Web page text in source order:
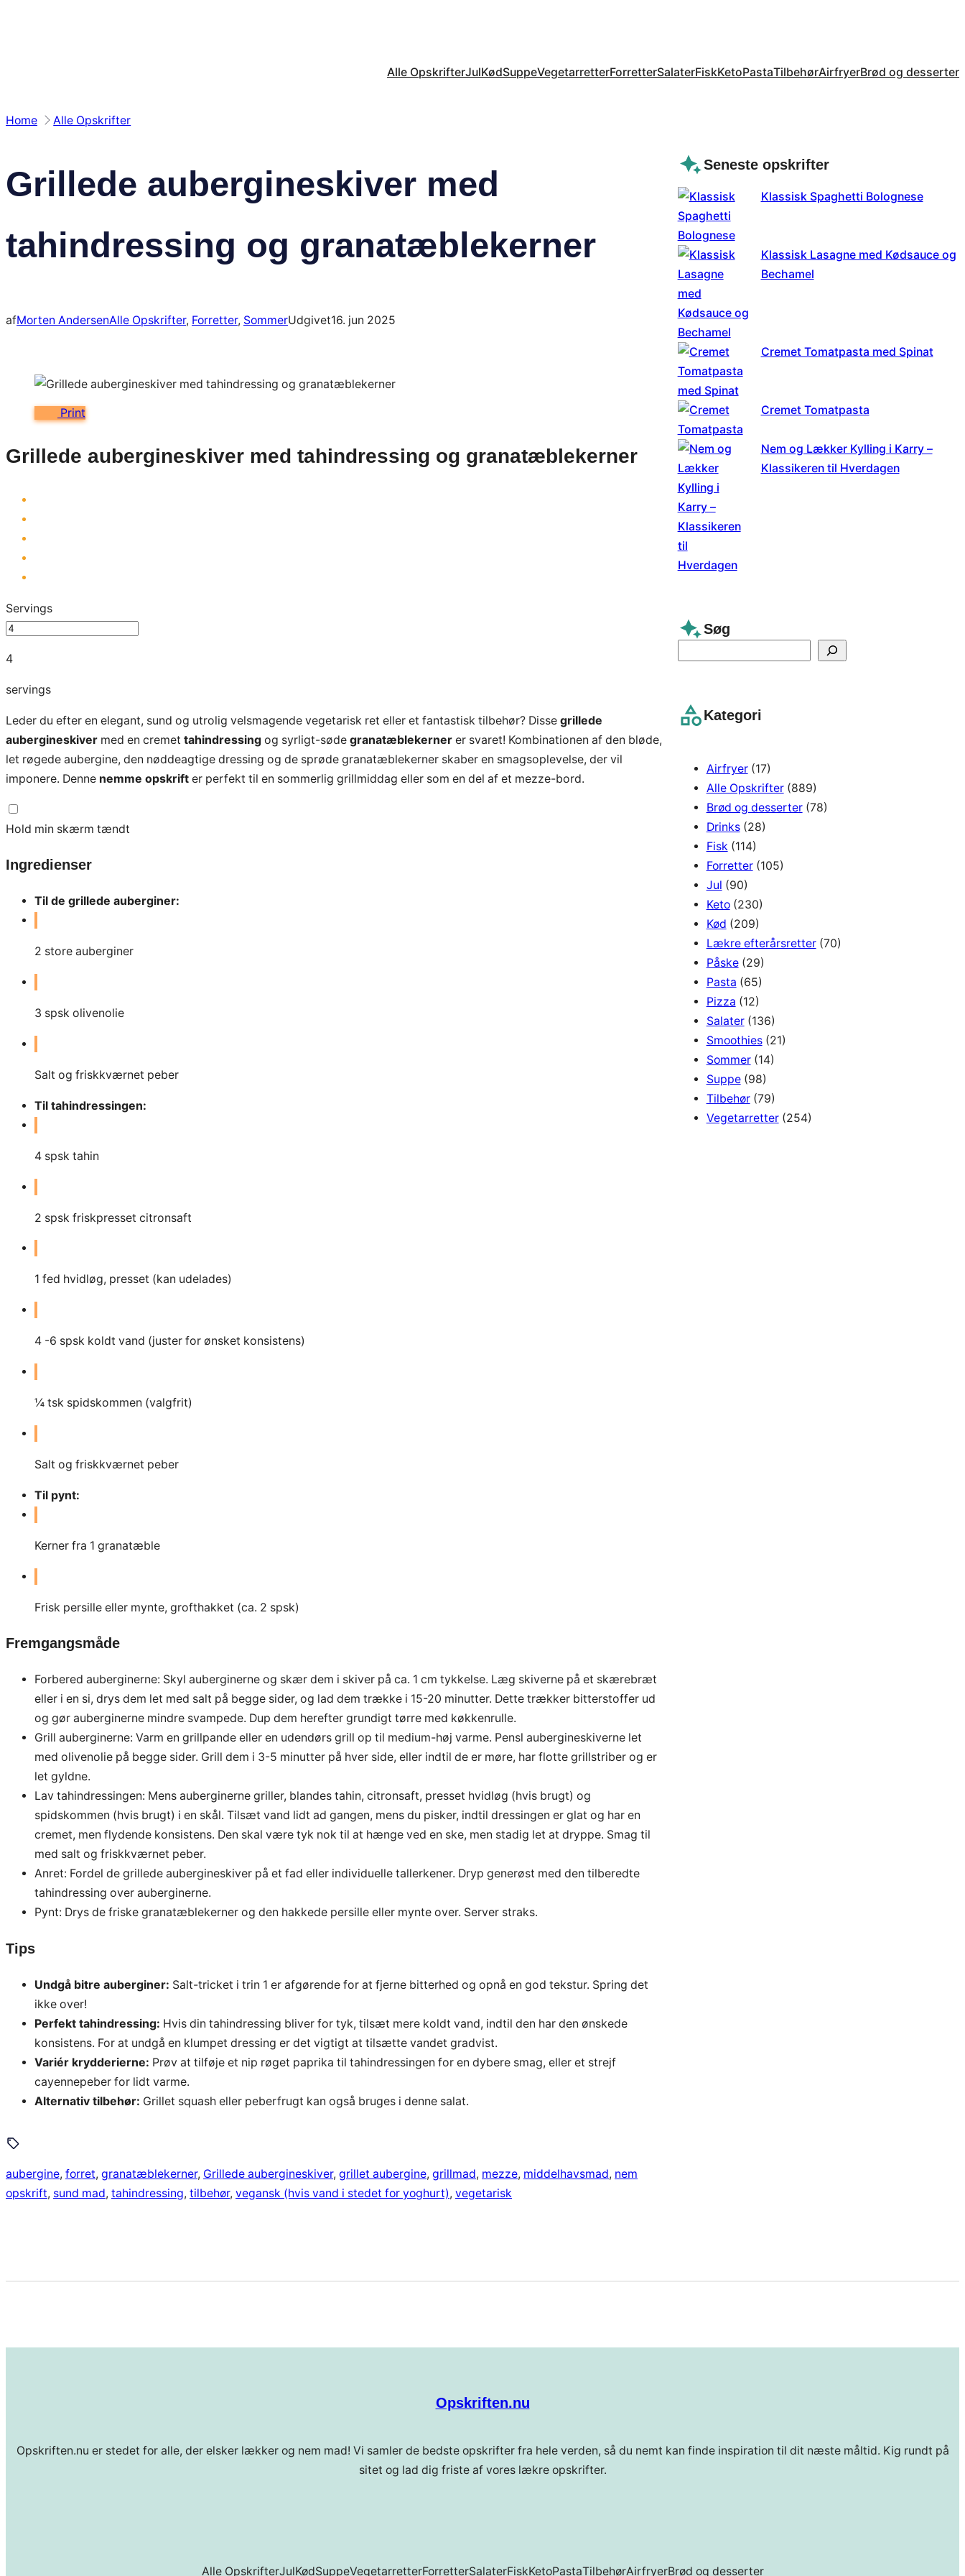
Alle OpskrifterJulKødSuppeVegetarretterForretterSalaterFiskKetoPastaTilbehørAirfryerBrød og desserter
Home Alle Opskrifter
Grillede aubergineskiver med
tahindressing og granatæblekerner
afMorten AndersenAlle Opskrifter, Forretter, SommerUdgivet16. jun 2025
Print
Grillede aubergineskiver med tahindressing og granatæblekerner
Servings
4
servings
Leder du efter en elegant, sund og utrolig velsmagende vegetarisk ret eller et fantastisk tilbehør? Disse grillede
aubergineskiver med en cremet tahindressing og syrligt-søde granatæblekerner er svaret! Kombinationen af den bløde,
let røgede aubergine, den nøddeagtige dressing og de sprøde granatæblekerner skaber en smagsoplevelse, der vil
imponere. Denne nemme opskrift er perfekt til en sommerlig grillmiddag eller som en del af et mezze-bord.
Hold min skærm tændt
Ingredienser
Til de grillede auberginer:
2 store auberginer
3 spsk olivenolie
Salt og friskkværnet peber
Til tahindressingen:
4 spsk tahin
2 spsk friskpresset citronsaft
1 fed hvidløg, presset (kan udelades)
4 -6 spsk koldt vand (juster for ønsket konsistens)
¼ tsk spidskommen (valgfrit)
Salt og friskkværnet peber
Til pynt:
Kerner fra 1 granatæble
Frisk persille eller mynte, grofthakket (ca. 2 spsk)
Fremgangsmåde
Forbered auberginerne: Skyl auberginerne og skær dem i skiver på ca. 1 cm tykkelse. Læg skiverne på et skærebræt
eller i en si, drys dem let med salt på begge sider, og lad dem trække i 15-20 minutter. Dette trækker bitterstoffer ud
og gør auberginerne mindre svampede. Dup dem herefter grundigt tørre med køkkenrulle.
Grill auberginerne: Varm en grillpande eller en udendørs grill op til medium-høj varme. Pensl aubergineskiverne let
med olivenolie på begge sider. Grill dem i 3-5 minutter på hver side, eller indtil de er møre, har flotte grillstriber og er
let gyldne.
Lav tahindressingen: Mens auberginerne griller, blandes tahin, citronsaft, presset hvidløg (hvis brugt) og
spidskommen (hvis brugt) i en skål. Tilsæt vand lidt ad gangen, mens du pisker, indtil dressingen er glat og har en
cremet, men flydende konsistens. Den skal være tyk nok til at hænge ved en ske, men stadig let at dryppe. Smag til
med salt og friskkværnet peber.
Anret: Fordel de grillede aubergineskiver på et fad eller individuelle tallerkener. Dryp generøst med den tilberedte
tahindressing over auberginerne.
Pynt: Drys de friske granatæblekerner og den hakkede persille eller mynte over. Server straks.
Tips
Undgå bitre auberginer: Salt-tricket i trin 1 er afgørende for at fjerne bitterhed og opnå en god tekstur. Spring det
ikke over!
Perfekt tahindressing: Hvis din tahindressing bliver for tyk, tilsæt mere koldt vand, indtil den har den ønskede
konsistens. For at undgå en klumpet dressing er det vigtigt at tilsætte vandet gradvist.
Variér krydderierne: Prøv at tilføje et nip røget paprika til tahindressingen for en dybere smag, eller et strejf
cayennepeber for lidt varme.
Alternativ tilbehør: Grillet squash eller peberfrugt kan også bruges i denne salat.
aubergine, forret, granatæblekerner, Grillede aubergineskiver, grillet aubergine, grillmad, mezze, middelhavsmad, nem
opskrift, sund mad, tahindressing, tilbehør, vegansk (hvis vand i stedet for yoghurt), vegetarisk
Seneste opskrifter
Klassisk Spaghetti Bolognese
Klassisk Lasagne med Kødsauce og
Bechamel
Cremet Tomatpasta med Spinat
Cremet Tomatpasta
Nem og Lækker Kylling i Karry –
Klassikeren til Hverdagen
Søg
c
Kategori
Airfryer(17)
Alle Opskrifter(889)
Brød og desserter(78)
Drinks(28)
Fisk (114)
Forretter(105)
Jul (90)
Keto(230)
Kød (209)
Lækre efterårsretter(70)
Påske(29)
Pasta (65)
Pizza (12)
Salater(136)
Smoothies(21)
Sommer(14)
Suppe(98)
Tilbehør(79)
Vegetarretter(254)
Opskriften.nu
Opskriften.nu er stedet for alle, der elsker lækker og nem mad! Vi samler de bedste opskrifter fra hele verden, så du nemt kan finde inspiration til dit næste måltid. Kig rundt på
sitet og lad dig friste af vores lækre opskrifter.
Alle OpskrifterJulKødSuppeVegetarretterForretterSalaterFiskKetoPastaTilbehørAirfryerBrød og desserter